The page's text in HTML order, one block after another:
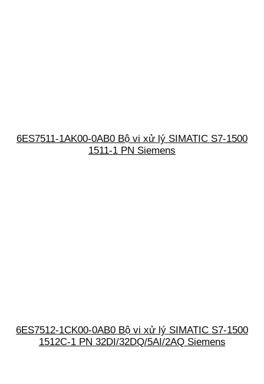
6ES7511-1AK00-0AB0 Bộ vi xử lý SIMATIC S7-1500
1511-1 PN Siemens
6ES7512-1CK00-0AB0 Bộ vi xử lý SIMATIC S7-1500
1512C-1 PN 32DI/32DQ/5AI/2AQ Siemens